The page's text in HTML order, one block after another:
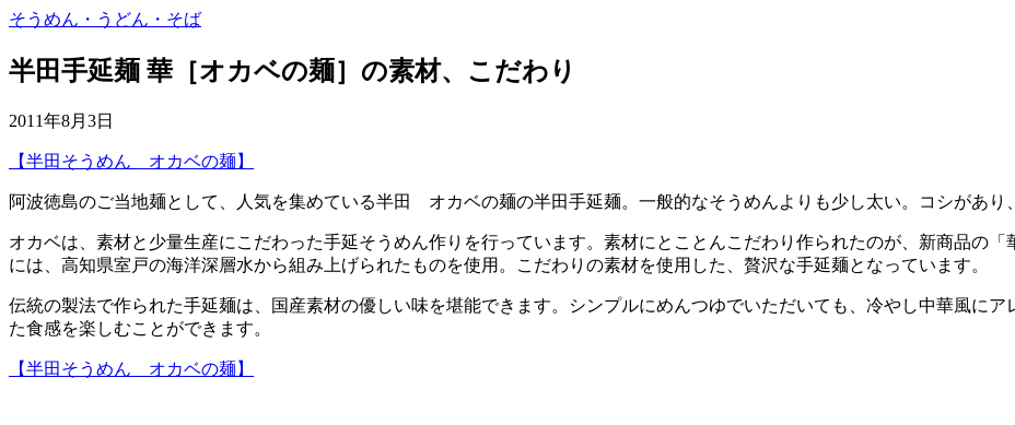
そうめん・うどん・そば
半田手延麺 華［オカベの麺］の素材、こだわり
2011年8月3日
【半田そうめん オカベの麺】
阿波徳島のご当地麺として、人気を集めている半田 オカベの麺の半田手延麺。一般的なそうめんよりも少し太い。コシがあり
オカベは、素材と少量生産にこだわった手延そうめん作りを行っています。素材にとことんこだわり作られたのが、新商品の
には、高知県室戸の海洋深層水から組み上げられたものを使用。こだわりの素材を使用した、贅沢な手延麺となっています。
伝統の製法で作られた手延麺は、国産素材の優しい味を堪能できます。シンプルにめんつゆでいただいても、冷やし中華風に
た食感を楽しむことができます。
【半田そうめん オカベの麺】